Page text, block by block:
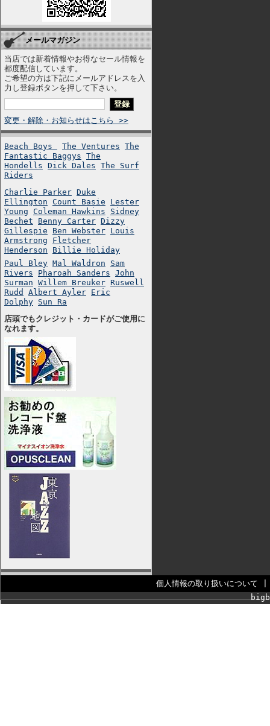
メールマガジン
当店では新着情報やお得なセール情報を
都度配信しています。
ご希望の方は下記にメールアドレスを入
力し登録ボタンを押して下さい。
変更・解除・お知らせはこちら >>
Beach Boys The Ventures The
Fantastic Baggys The
Hondells Dick Dales The Surf
Riders
Charlie Parker Duke
Ellington Count Basie
Lester
Young Coleman Hawkins
Sidney
Bechet
Benny Carter Dizzy
Gillespie
Ben Webster Louis
Armstrong
Fletcher
Henderson
Billie Holiday
Paul Bley Mal Waldron
Sam
Rivers
Pharoah Sanders John
Surman Willem Breuker Ruswell
Rudd
Albert Ayler Eric
Dolphy Sun Ra
店頭でもクレジット・カードがご使用に
なれます。
個人情報の取り扱いについて